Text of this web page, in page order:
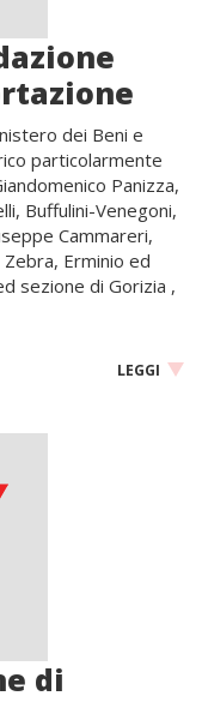
dei Beni e
particolarmente
Panizza,
Buffulini-Venegoni,
Cammareri,
Erminio ed
sezione di Gorizia ,
LEGGI
di